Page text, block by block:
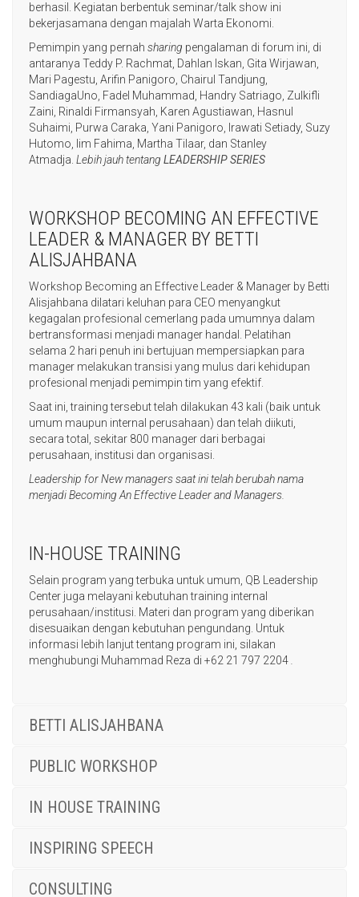
berhasil. Kegiatan berbentuk seminar/talk show ini
bekerjasamana dengan majalah Warta Ekonomi.
Pemimpin yang pernah sharing pengalaman di forum ini, di
antaranya Teddy P. Rachmat, Dahlan Iskan, Gita Wirjawan,
Mari Pagestu, Arifin Panigoro, Chairul Tandjung,
SandiagaUno, Fadel Muhammad, Handry Satriago, Zulkifli
Zaini, Rinaldi Firmansyah, Karen Agustiawan, Hasnul
Suhaimi, Purwa Caraka, Yani Panigoro, Irawati Setiady, Suzy
Hutomo, Iim Fahima, Martha Tilaar, dan Stanley
Atmadja. Lebih jauh tentang LEADERSHIP SERIES
WORKSHOP BECOMING AN EFFECTIVE
LEADER & MANAGER BY BETTI
ALISJAHBANA
Workshop Becoming an Effective Leader & Manager by Betti
Alisjahbana dilatari keluhan para CEO menyangkut
kegagalan profesional cemerlang pada umumnya dalam
bertransformasi menjadi manager handal. Pelatihan
selama 2 hari penuh ini bertujuan mempersiapkan para
manager melakukan transisi yang mulus dari kehidupan
profesional menjadi pemimpin tim yang efektif.
Saat ini, training tersebut telah dilakukan 43 kali (baik untuk
umum maupun internal perusahaan) dan telah diikuti,
secara total, sekitar 800 manager dari berbagai
perusahaan, institusi dan organisasi.
Leadership for New managers saat ini telah berubah nama
menjadi Becoming An Effective Leader and Managers.
IN-HOUSE TRAINING
Selain program yang terbuka untuk umum, QB Leadership
Center juga melayani kebutuhan training internal
perusahaan/institusi. Materi dan program yang diberikan
disesuaikan dengan kebutuhan pengundang. Untuk
informasi lebih lanjut tentang program ini, silakan
menghubungi Muhammad Reza di +62 21 797 2204
BETTI ALISJAHBANA
PUBLIC WORKSHOP
IN HOUSE TRAINING
INSPIRING SPEECH
CONSULTING